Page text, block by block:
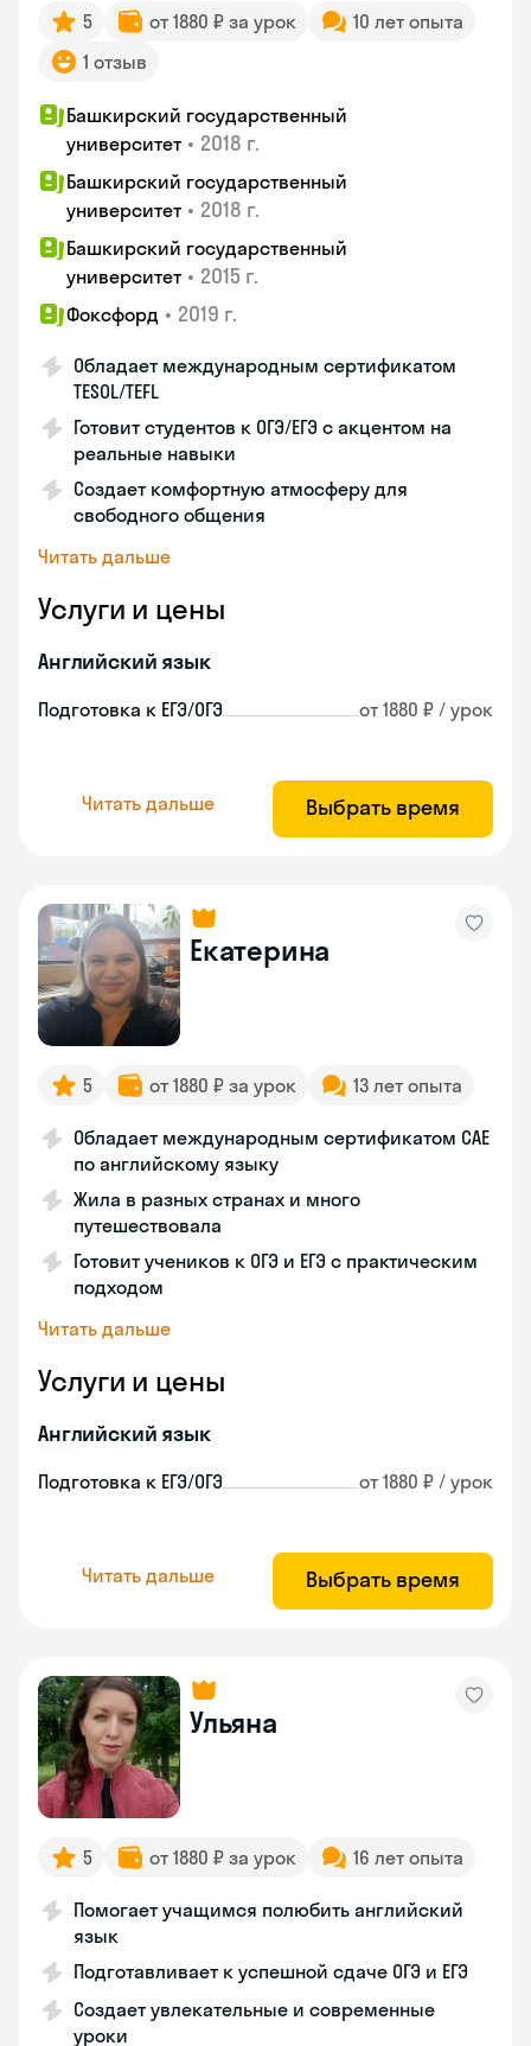
5 от 1880 ₽ за урок
10 лет опыта
1 отзыв
Башкирский государственный
университет • 2018 г.
Башкирский государственный
университет • 2018 г.
Башкирский государственный
университет • 2015 г.
Фоксфорд • 2019 г.
Обладает международным сертификатом
TESOL/TEFL
Готовит студентов к ОГЭ/ЕГЭ с акцентом на
реальные навыки
Создает комфортную атмосферу для
свободного общения
Читать дальше
Услуги и цены
Английский язык
Подготовка к ЕГЭ/ОГЭ от 1880 ₽ / урок
Читать дальше Выбрать время
Екатерина
5 от 1880 ₽ за урок 13 лет опыта
Обладает международным сертификатом CAE
по английскому языку
Жила в разных странах и много
путешествовала
Готовит учеников к ОГЭ и ЕГЭ с практическим
подходом
Читать дальше
Услуги и цены
Английский язык
Подготовка к ЕГЭ/ОГЭ от 1880 ₽ / урок
Читать дальше Выбрать время
Ульяна
5 от 1880 ₽ за урок 16 лет опыта
Помогает учащимся полюбить английский
язык
Подготавливает к успешной сдаче ОГЭ и ЕГЭ
Создает увлекательные и современные
уроки